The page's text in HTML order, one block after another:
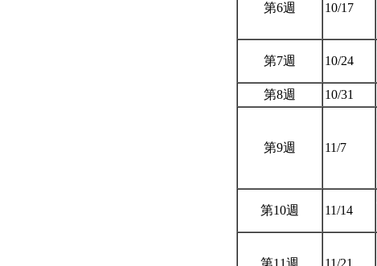
第6週 10/17
第7週 10/24
第8週
10/31
第9週 11/7
第10週 11/14
第11週 11/21